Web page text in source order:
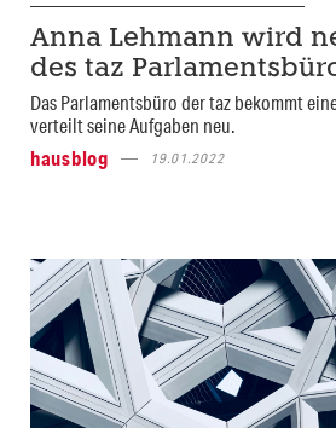
Anna Lehmann wird
des taz
Das Parlamentsbüro der taz bekommt
verteilt seine Aufgaben neu.
hausblog
19.01.2022